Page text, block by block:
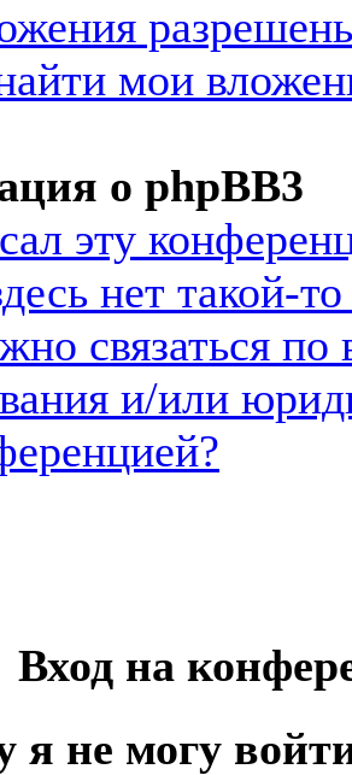
мои
о phpBB3
эту
нет такой-
связаться по
и/или
Вход на
я не могу